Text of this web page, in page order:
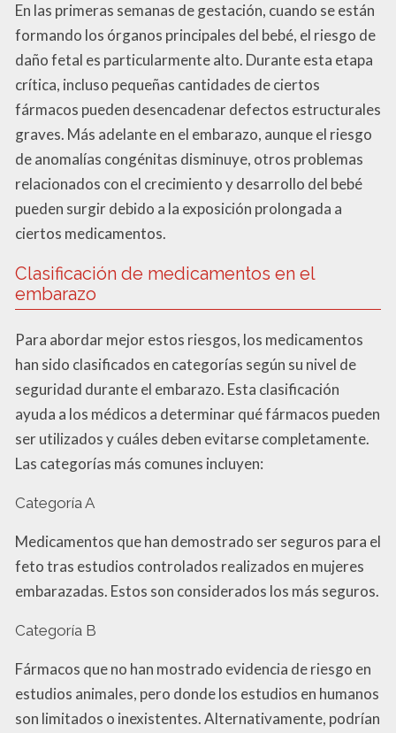
En las primeras semanas de gestación, cuando se están
formando los órganos principales del bebé, el riesgo de
daño fetal es particularmente alto. Durante esta etapa
crítica, incluso pequeñas cantidades de ciertos
fármacos pueden desencadenar defectos estructurales
graves. Más adelante en el embarazo, aunque el riesgo
de anomalías congénitas disminuye, otros problemas
relacionados con el crecimiento y desarrollo del bebé
pueden surgir debido a la exposición prolongada a
ciertos medicamentos.
Clasificación de medicamentos en el
embarazo
Para abordar mejor estos riesgos, los medicamentos
han sido clasificados en categorías según su nivel de
seguridad durante el embarazo. Esta clasificación
ayuda a los médicos a determinar qué fármacos pueden
ser utilizados y cuáles deben evitarse completamente.
Las categorías más comunes incluyen:
Categoría A
Medicamentos que han demostrado ser seguros para el
feto tras estudios controlados realizados en mujeres
embarazadas. Estos son considerados los más seguros.
Categoría B
Fármacos que no han mostrado evidencia de riesgo en
estudios animales, pero donde los estudios en humanos
son limitados o inexistentes. Alternativamente, podrían